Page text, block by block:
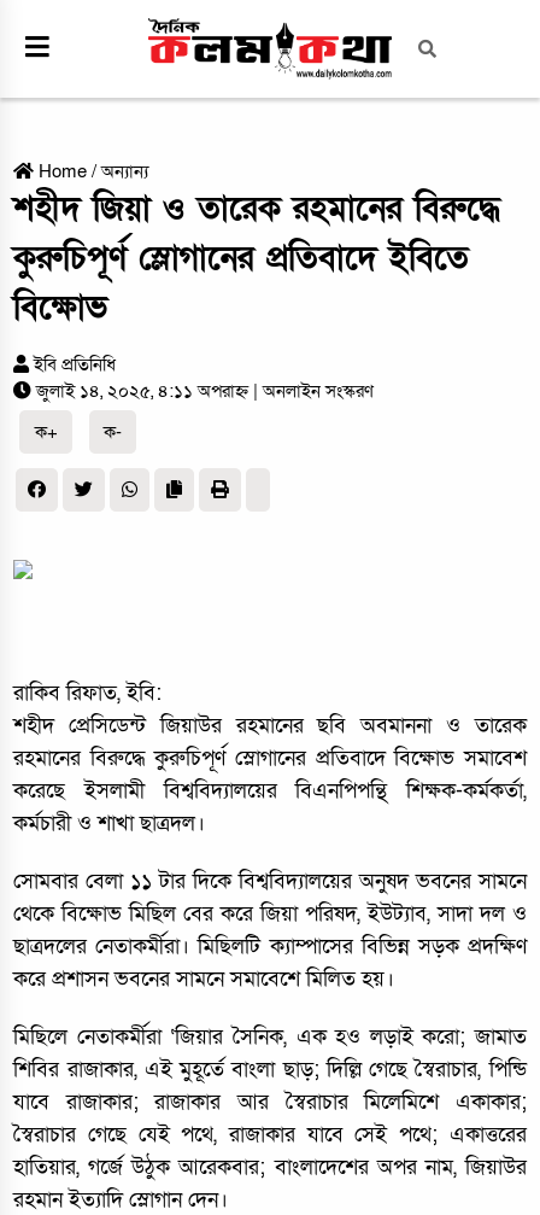
Home /অন্যান্য
শহীদ জিয়া ও তারেক রহমানের বিরুদ্ধে
কুরুচিপূর্ণ স্লোগানের প্রতিবাদে ইবিতে
বিক্ষোভ
ইবি প্রতিনিধি
জুলাই ১৪, ২০২৫, ৪:১১ অপরাহ্ন | অনলাইন সংস্করণ
ক+
ক-
রাকিব রিফাত, ইবি:
শহীদ প্রেসিডেন্ট জিয়াউর রহমানের ছবি অবমাননা ও তারেক
রহমানের বিরুদ্ধে কুরুচিপূর্ণ স্লোগানের প্রতিবাদে বিক্ষোভ সমাবেশ
করেছে ইসলামী বিশ্ববিদ্যালয়ের বিএনপিপন্থি শিক্ষক-কর্মকর্তা,
কর্মচারী ও শাখা ছাত্রদল।
সোমবার বেলা ১১ টার দিকে বিশ্ববিদ্যালয়ের অনুষদ ভবনের সামনে
থেকে বিক্ষোভ মিছিল বের করে জিয়া পরিষদ, ইউট্যাব, সাদা দল ও
ছাত্রদলের নেতাকর্মীরা। মিছিলটি ক্যাম্পাসের বিভিন্ন সড়ক প্রদক্ষিণ
করে প্রশাসন ভবনের সামনে সমাবেশে মিলিত হয়।
মিছিলে নেতাকর্মীরা ‘জিয়ার সৈনিক, এক হও লড়াই করো; জামাত
শিবির রাজাকার, এই মুহূর্তে বাংলা ছাড়; দিল্লি গেছে স্বৈরাচার, পিন্ডি
যাবে রাজাকার; রাজাকার আর স্বৈরাচার মিলেমিশে একাকার;
স্বৈরাচার গেছে যেই পথে, রাজাকার যাবে সেই পথে; একাত্তরের
হাতিয়ার, গর্জে উঠুক আরেকবার; বাংলাদেশের অপর নাম, জিয়াউর
রহমান ইত্যাদি স্লোগান দেন।